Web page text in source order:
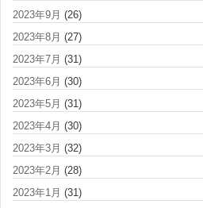
2023年9月 (26)
2023年8月 (27)
2023年7月 (31)
2023年6月 (30)
2023年5月 (31)
2023年4月 (30)
2023年3月 (32)
2023年2月 (28)
2023年1月 (31)